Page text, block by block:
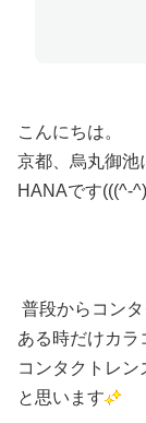
こんにちは。
京都、烏丸御池
HANAです(((^-
普段からコン
ある時だけカラ
コンタクトレ
と思います